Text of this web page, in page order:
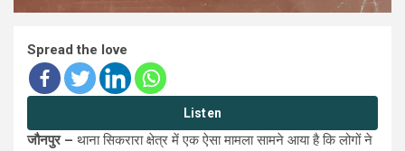
Spread the love
Listen
जौनपुर – थाना सिकरारा क्षेत्र में एक ऐसा मामला सामने आया है कि लोगों ने